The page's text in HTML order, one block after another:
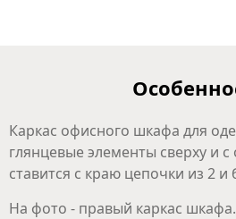
Каркас офисного шкафа для
глянцевые элементы сверху и
ставится с краю цепочки из 2 и
На фото - правый каркас шкафа.